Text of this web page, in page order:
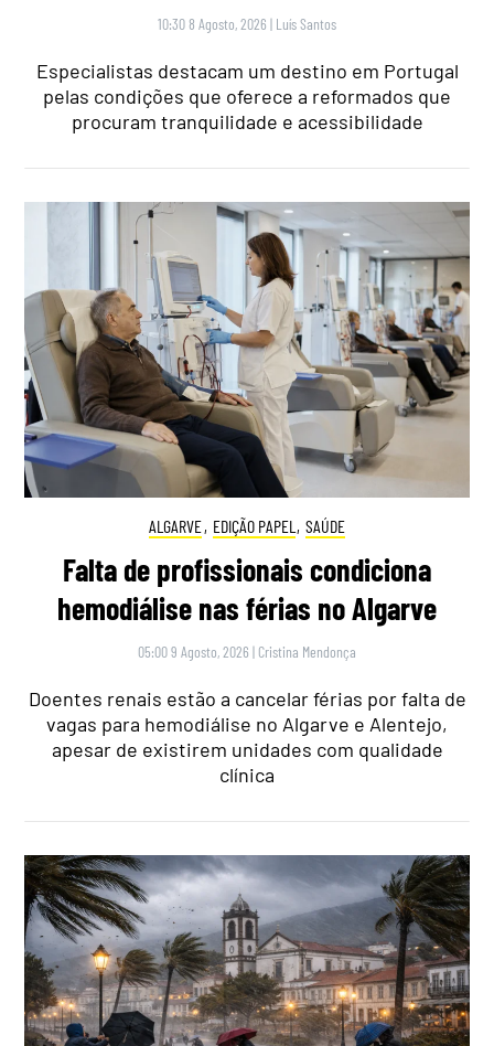
10:30 8 Agosto, 2026 | Luís Santos
Especialistas destacam um destino em Portugal
pelas condições que oferece a reformados que
procuram tranquilidade e acessibilidade
ALGARVE, EDIÇÃO PAPEL , SAÚDE
Falta de profissionais condiciona
hemodiálise nas férias no Algarve
05:00 9 Agosto, 2026 | Cristina Mendonça
Doentes renais estão a cancelar férias por falta de
vagas para hemodiálise no Algarve e Alentejo,
apesar de existirem unidades com qualidade
clínica